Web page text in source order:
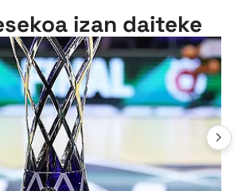
izan daiteke